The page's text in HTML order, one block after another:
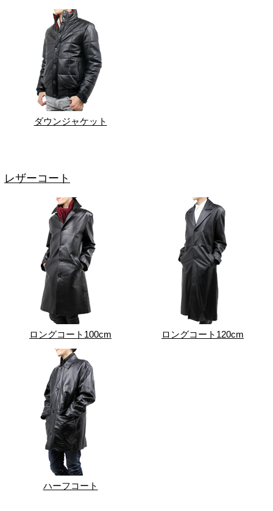
ダウンジャケット
レザーコート
ロングコート100cm ロングコート120cm
ハーフコート